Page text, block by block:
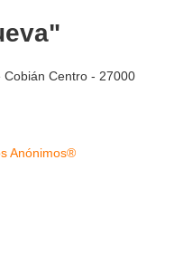
Centro - 27000